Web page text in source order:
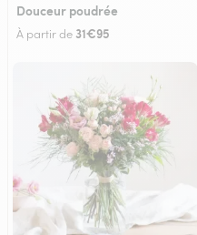
Douceur poudrée
À partir de 31€95